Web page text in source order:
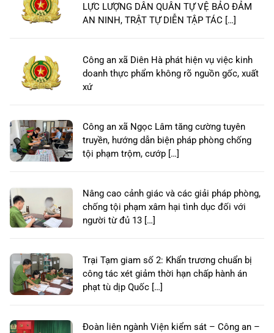
LỰC LƯỢNG DÂN QUÂN TỰ VỆ BẢO ĐẢM
AN NINH, TRẬT TỰ DIỄN TẬP TÁC […]
Công an xã Diên Hà phát hiện vụ việc kinh
doanh thực phẩm không rõ nguồn gốc, xuất
xứ
Công an xã Ngọc Lâm tăng cường tuyên
truyền, hướng dẫn biện pháp phòng chống
tội phạm trộm, cướp […]
Nâng cao cảnh giác và các giải pháp phòng,
chống tội phạm xâm hại tình dục đối với
người từ đủ 13 […]
Trại Tạm giam số 2: Khẩn trương chuẩn bị
công tác xét giảm thời hạn chấp hành án
phạt tù dịp Quốc […]
Đoàn liên ngành Viện kiểm sát – Công an –